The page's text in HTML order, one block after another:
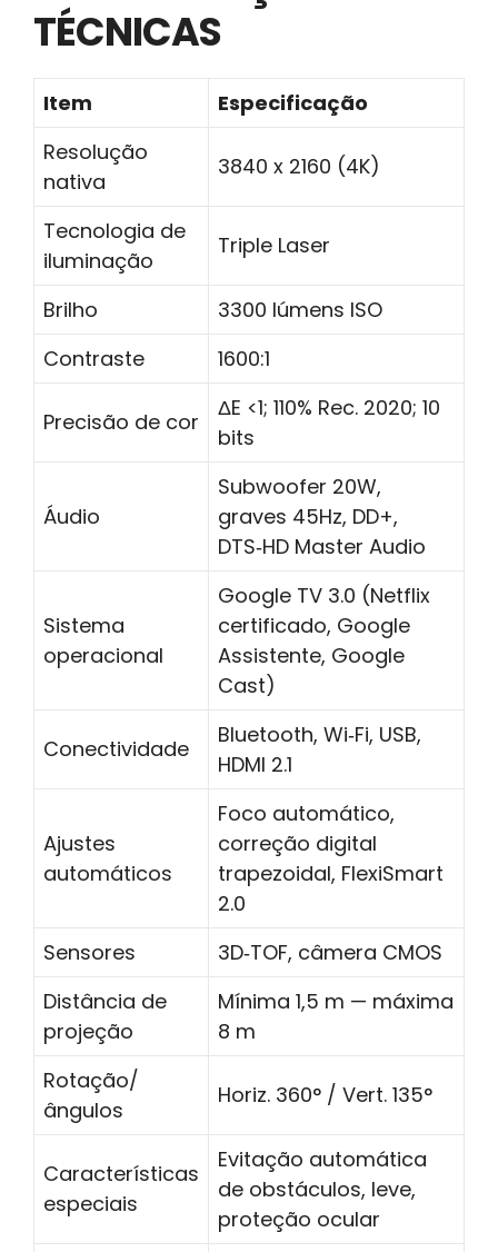
TÉCNICAS
Item
Especificação
Resolução
nativa
3840 x 2160 (4K)
Tecnologia de
iluminação
Triple Laser
Brilho
3300 lúmens ISO
Contraste
1600:1
Precisão de cor
ΔE <1; 110% Rec. 2020; 10
bits
Áudio
Subwoofer 20W,
graves 45Hz, DD+,
DTS‑HD Master Audio
Sistema
operacional
Google TV 3.0 (Netflix
certificado, Google
Assistente, Google
Cast)
Conectividade
Bluetooth, Wi‑Fi, USB,
HDMI 2.1
Ajustes
automáticos
Foco automático,
correção digital
trapezoidal, FlexiSmart
2.0
Sensores
3D‑TOF, câmera CMOS
Distância de
projeção
Mínima 1,5 m — máxima
8 m
Rotação/
ângulos
Horiz. 360° / Vert. 135°
Características
especiais
Evitação automática
de obstáculos, leve,
proteção ocular